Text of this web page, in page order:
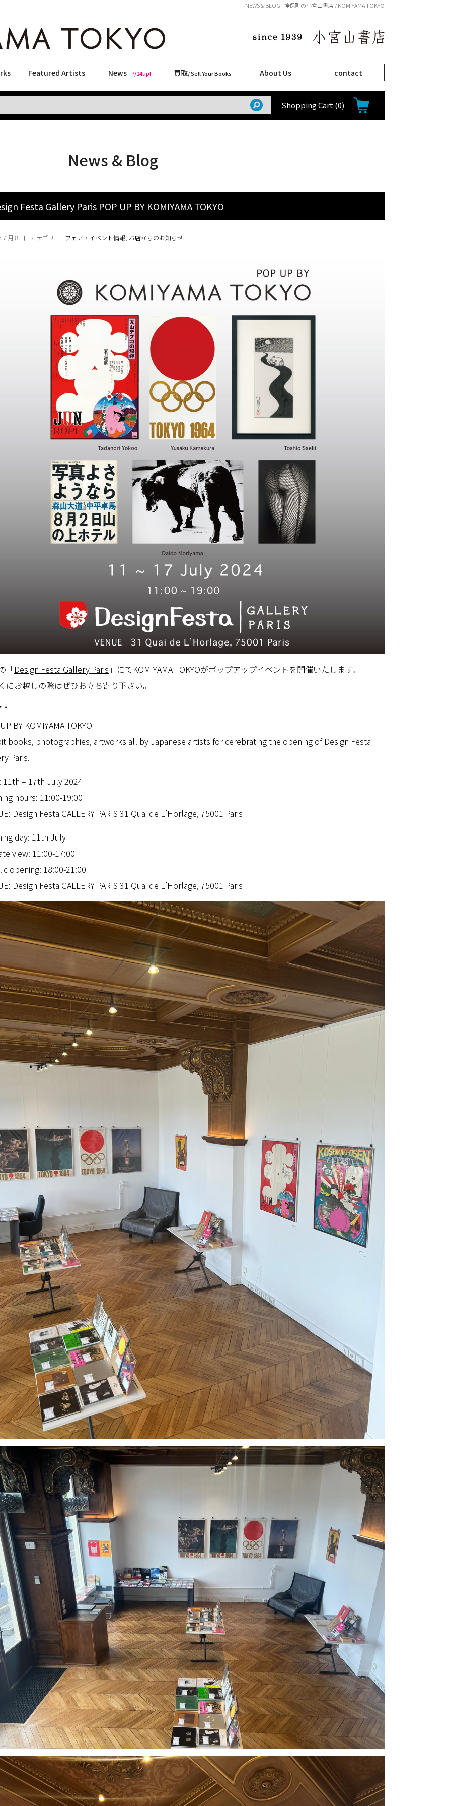
NEWS & BLOG | 神保町の小宮山書店 / KOMIYAMA TOKYO
ー
ト
Featured Artists
稲嶺啓一(東風終)
村田言恵
丸岡和吾
Rico Casella
キム・ロートン
菅谷晋一
柴田亜美
内藤啓介
CHRIS
北島敬三
三島剛
天野タケル
三島由紀夫
内藤ルネ
春川ナミオ
COOKIE
須藤昌人
横尾忠則
秋赤音
森山大道
二本木里美
林月光
大西洋介
佐伯俊男
大類信
News 7/24up!
新着・おすすめ商品 9/7up!
フェア・イベント情報 7/24up!
お店からのお知らせ 6/1up!
買取/ Sell Your Books
買取ブログ
買取専用フォーム
古書 / 古本の買取
美術品の買取
出張買取について
宅配買取について
店頭買取について
よくある質問
About Us
店舗案内
Shop Infomation
ご注文について
How to Order
特定商取引法に関する表示
プライバシーポリシー
contact
Shopping Cart (0)
News & Blog
Festa Gallery Paris POP UP BY KOMIYAMA TOKYO
7 月 8 日 | カテゴリー : フェア・イベント情報 お店からのお知らせ
「Design Festa Gallery Paris 」にてKOMIYAMA TOKYOがポップアップイベントを開催いたします。
にお越しの際はぜひお立ち寄り下さい。
*
BY KOMIYAMA TOKYO
books, photographies, artworks all by Japanese artists for cerebrating the opening of Design Festa
Paris.
11th – 17th July 2024
hours: 11:00-19:00
Design Festa GALLERY PARIS 31 Quai de L’Horlage, 75001 Paris
day: 11th July
view: 11:00-17:00
opening: 18:00-21:00
Design Festa GALLERY PARIS 31 Quai de L’Horlage, 75001 Paris